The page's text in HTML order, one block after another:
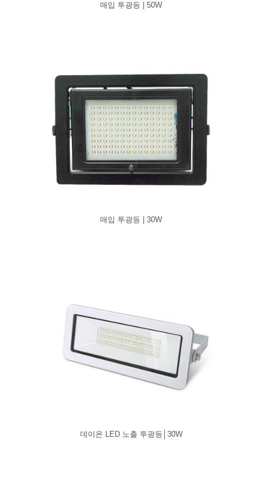
매입 투광등 | 50W
매입 투광등 | 30W
데이온 LED 노출 투광등│30W